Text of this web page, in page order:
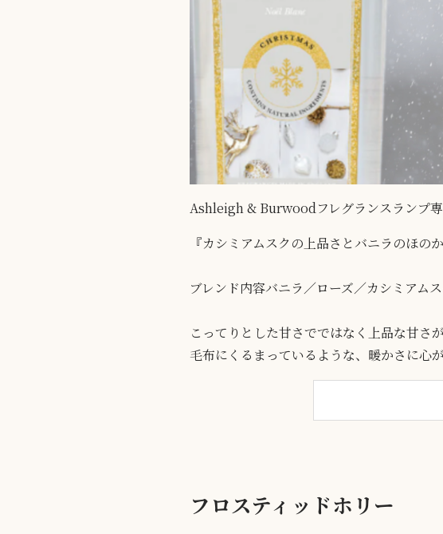
Ashleigh & Burwoodフレグランスランプ専
『カシミアムスクの上品さとバニラのほの
ブレンド内容バニラ／ローズ／カシミアム
こってりとした甘さでではなく上品な甘さ
毛布にくるまっているような、暖かさに心が
フロスティッドホリー